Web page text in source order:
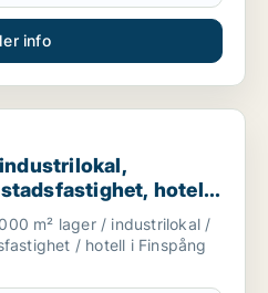
info
fastighetsmark,
hotell
i Finspång
m² lager / industrilokal /
/ hotell i Finspång